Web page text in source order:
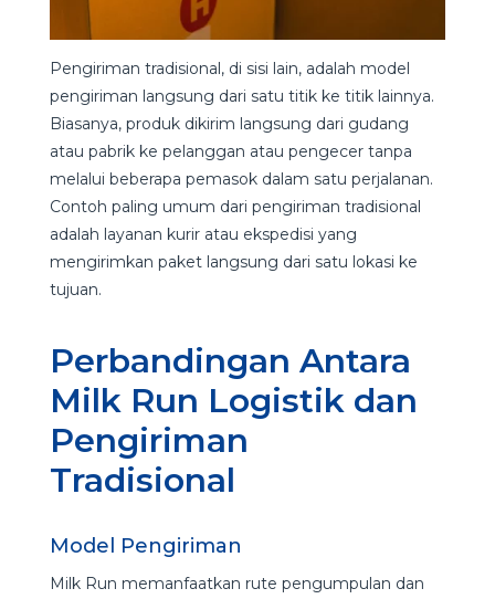
Pengiriman tradisional, di sisi lain, adalah model
pengiriman langsung dari satu titik ke titik lainnya.
Biasanya, produk dikirim langsung dari gudang
atau pabrik ke pelanggan atau pengecer tanpa
melalui beberapa pemasok dalam satu perjalanan.
Contoh paling umum dari pengiriman tradisional
adalah layanan kurir atau ekspedisi yang
mengirimkan paket langsung dari satu lokasi ke
tujuan.
Perbandingan Antara
Milk Run Logistik dan
Pengiriman
Tradisional
Model Pengiriman
Milk Run memanfaatkan rute pengumpulan dan